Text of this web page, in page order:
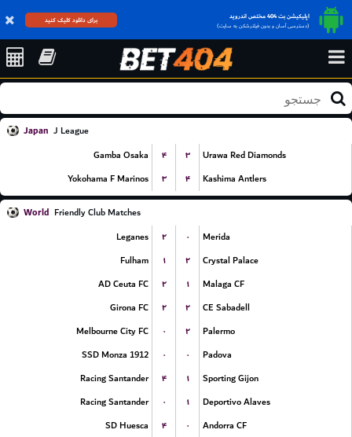
اپلیکیشن بت 404 مختص اندروید
(دسترسی آسان و بدون فیلترشکن به سایت)
برای دانلود کلیک کنید
Japan J League
Gamba Osaka
۴ ۳
Urawa Red Diamonds
Yokohama F Marinos
۳ ۴ Kashima Antlers
World Friendly Club Matches
Leganes
۲ ۰
Merida
Fulham
۱ ۲
Crystal Palace
AD Ceuta FC
۲ ۱
Malaga CF
Girona FC
۲ ۲
CE Sabadell
Melbourne City FC
۰ ۲
Palermo
SSD Monza 1912
۰ ۰
Padova
Racing Santander
۴ ۱
Sporting Gijon
Racing Santander
۰ ۱
Deportivo Alaves
SD Huesca
۴ ۰
Andorra CF